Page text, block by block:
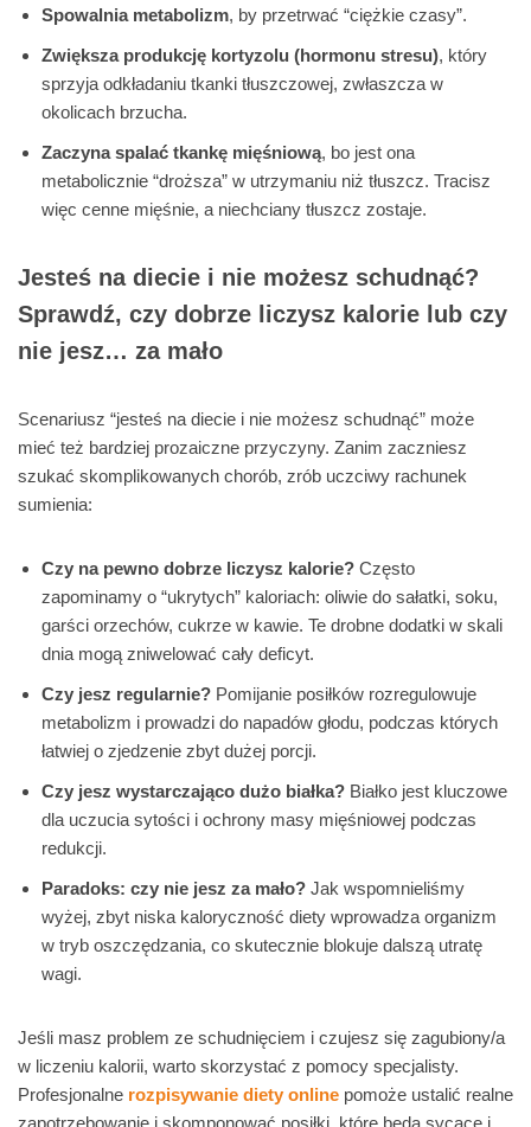
Spowalnia metabolizm, by przetrwać “ciężkie czasy”.
Zwiększa produkcję kortyzolu (hormonu stresu), który
sprzyja odkładaniu tkanki tłuszczowej, zwłaszcza w
okolicach brzucha.
Zaczyna spalać tkankę mięśniową, bo jest ona
metabolicznie “droższa” w utrzymaniu niż tłuszcz. Tracisz
więc cenne mięśnie, a niechciany tłuszcz zostaje.
Jesteś na diecie i nie możesz schudnąć?
Sprawdź, czy dobrze liczysz kalorie lub czy
nie jesz… za mało
Scenariusz “jesteś na diecie i nie możesz schudnąć” może
mieć też bardziej prozaiczne przyczyny. Zanim zaczniesz
szukać skomplikowanych chorób, zrób uczciwy rachunek
sumienia:
Czy na pewno dobrze liczysz kalorie? Często
zapominamy o “ukrytych” kaloriach: oliwie do sałatki, soku,
garści orzechów, cukrze w kawie. Te drobne dodatki w skali
dnia mogą zniwelować cały deficyt.
Czy jesz regularnie? Pomijanie posiłków rozregulowuje
metabolizm i prowadzi do napadów głodu, podczas których
łatwiej o zjedzenie zbyt dużej porcji.
Czy jesz wystarczająco dużo białka? Białko jest kluczowe
dla uczucia sytości i ochrony masy mięśniowej podczas
redukcji.
Paradoks: czy nie jesz za mało? Jak wspomnieliśmy
wyżej, zbyt niska kaloryczność diety wprowadza organizm
w tryb oszczędzania, co skutecznie blokuje dalszą utratę
wagi.
Jeśli masz problem ze schudnięciem i czujesz się zagubiony/a
w liczeniu kalorii, warto skorzystać z pomocy specjalisty.
Profesjonalne rozpisywanie diety online pomoże ustalić realne